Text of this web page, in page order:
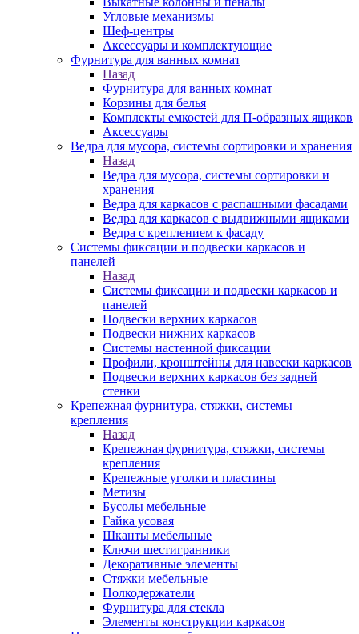
Угловые механизмы
Шеф-центры
Аксессуары и комплектующие
Фурнитура для ванных комнат
Назад
Фурнитура для ванных комнат
Корзины для белья
Комплекты емкостей для П-образных ящиков
Аксессуары
Ведра для мусора, системы сортировки и хранения
Назад
Ведра для мусора, системы сортировки и
хранения
Ведра для каркасов с распашными фасадами
Ведра для каркасов с выдвижными ящиками
Ведра с креплением к фасаду
Системы фиксации и подвески каркасов и
панелей
Назад
Системы фиксации и подвески каркасов и
панелей
Подвески верхних каркасов
Подвески нижних каркасов
Системы настенной фиксации
Профили, кронштейны для навески каркасов
Подвески верхних каркасов без задней
стенки
Крепежная фурнитура, стяжки, системы
крепления
Назад
Крепежная фурнитура, стяжки, системы
крепления
Крепежные уголки и пластины
Метизы
Бусолы мебельные
Гайка усовая
Шканты мебельные
Ключи шестигранники
Декоративные элементы
Стяжки мебельные
Полкодержатели
Фурнитура для стекла
Элементы конструкции каркасов